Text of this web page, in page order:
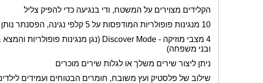
הקלידים מצוירים על המשטח, ודי בנגיעה כדי להפיק צליל
10 מנגינות פופולריות המודפסות על 5 קלפי נגינה, הפסנתר נותן לתינוק את החופש ליצור ביטים משלו, שכבות וצלילים מטופשים, ולשלוט בשירים האהובים עליו
4 מצבי מוזיקה -
Discover Mode (נגן מנגינות פופולריות
ובני משפחה)
ניתן ליצור שירים משלך או לגלות שירים מוכרים
שילוב של פלסטיק ועץ משובח, חומרים הבטוחים ועמידים